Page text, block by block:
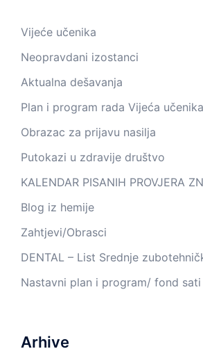
Vijeće učenika
Neopravdani izostanci
Aktualna dešavanja
Plan i program rada Vijeća učenika
Obrazac za prijavu nasilja
Putokazi u zdravije društvo
KALENDAR PISANIH PROVJERA
Blog iz hemije
Zahtjevi/Obrasci
DENTAL – List Srednje
Nastavni plan i program/ fond sati
Arhive